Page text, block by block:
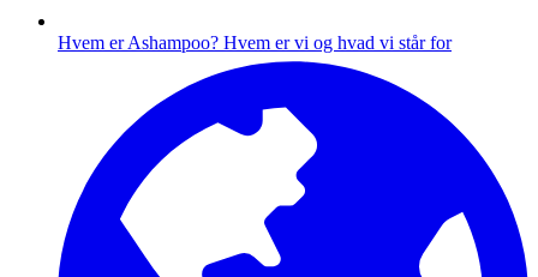
Hvem er Ashampoo? Hvem er vi og hvad vi står for